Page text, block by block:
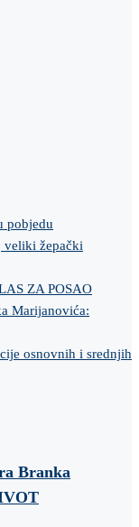
pobjedu
veliki žepački
ZA POSAO
Marijanovića:
osnovnih i srednjih
Branka